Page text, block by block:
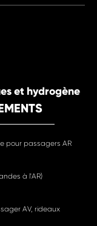
et hydrogène
pour passagers AR
à l'AR)
AV, rideaux